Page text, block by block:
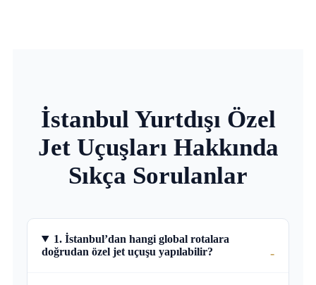
İstanbul Yurtdışı Özel
Jet Uçuşları Hakkında
Sıkça Sorulanlar
1. İstanbul’dan hangi global rotalara
doğrudan özel jet uçuşu yapılabilir?